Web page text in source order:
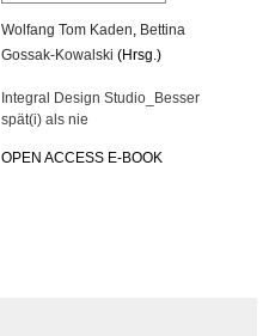
Wolfang Tom Kaden, Bet­ti­na
Gossak-Ko­wal­ski (Hrsg.)
In­te­gral De­sign Stu­di­o_­Bes­ser
spät(i) als nie
OPEN AC­CESS E-BOOK